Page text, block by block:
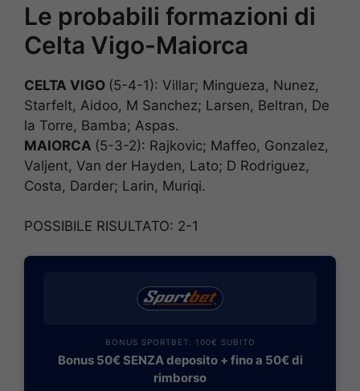
Le probabili formazioni di
Celta Vigo-Maiorca
CELTA VIGO (5-4-1): Villar; Mingueza, Nunez,
Starfelt, Aidoo, M Sanchez; Larsen, Beltran, De
la Torre, Bamba; Aspas.
MAIORCA (5-3-2): Rajkovic; Maffeo, Gonzalez,
Valjent, Van der Hayden, Lato; D Rodriguez,
Costa, Darder; Larin, Muriqi.
POSSIBILE RISULTATO: 2-1
BONUS SPORTBET: 100€ SUBITO
Bonus 50€ SENZA deposito + fino a 50€ di
rimborso